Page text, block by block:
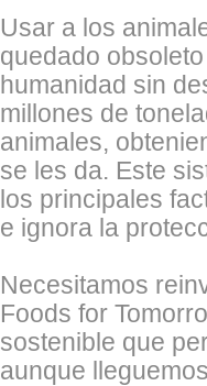
Usar a los
quedado
humanidad sin
millones de
animales,
se les da. Este
los principales
e ignora la
Necesitamos
Foods for
sostenible que
aunque